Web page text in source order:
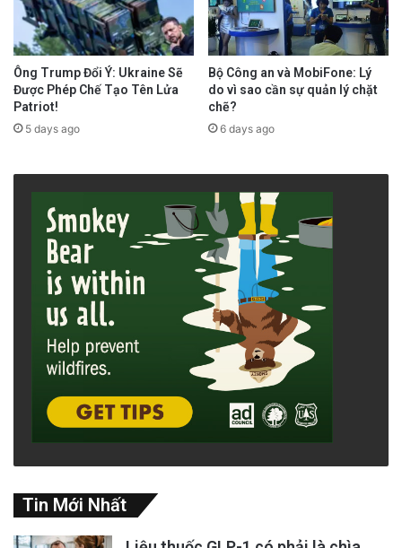
Ông Trump Đổi Ý: Ukraine Sẽ
Được Phép Chế Tạo Tên Lửa
Patriot!
5 days ago
Bộ Công an và MobiFone: Lý
do vì sao cần sự quản lý chặt
chẽ?
6 days ago
Tin Mới Nhất